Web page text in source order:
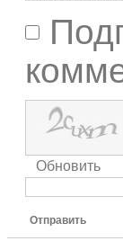
Обновить
Отправить